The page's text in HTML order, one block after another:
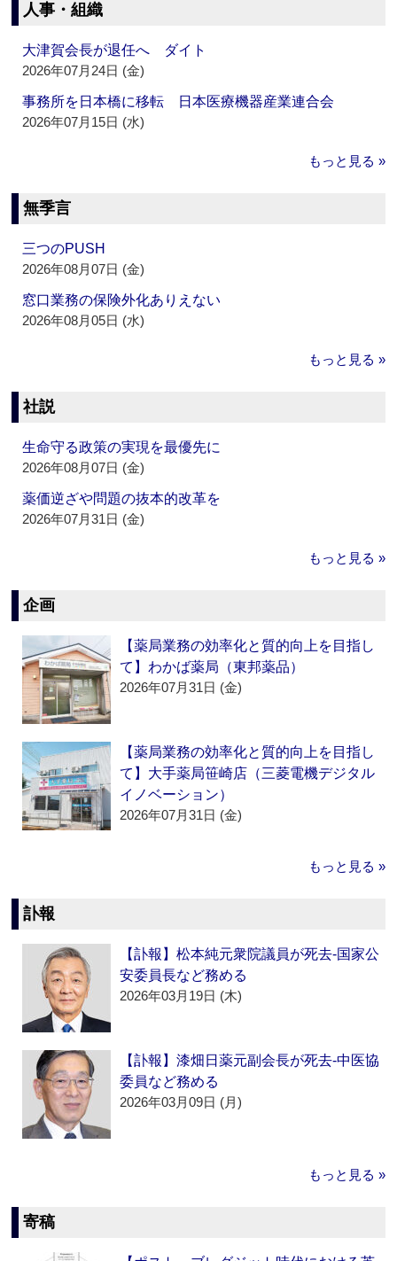
人事・組織
大津賀会長が退任へ ダイト
2026年07月24日 (金)
事務所を日本橋に移転 日本医療機器産業連合会
2026年07月15日 (水)
もっと見る »
無季言
三つのPUSH
2026年08月07日 (金)
窓口業務の保険外化ありえない
2026年08月05日 (水)
もっと見る »
社説
生命守る政策の実現を最優先に
2026年08月07日 (金)
薬価逆ざや問題の抜本的改革を
2026年07月31日 (金)
もっと見る »
企画
【薬局業務の効率化と質的向上を目指し
て】わかば薬局（東邦薬品）
2026年07月31日 (金)
【薬局業務の効率化と質的向上を目指し
て】大手薬局笹崎店（三菱電機デジタル
イノベーション）
2026年07月31日 (金)
もっと見る »
訃報
【訃報】松本純元衆院議員が死去‐国家公
安委員長など務める
2026年03月19日 (木)
【訃報】漆畑日薬元副会長が死去‐中医協
委員など務める
2026年03月09日 (月)
もっと見る »
寄稿